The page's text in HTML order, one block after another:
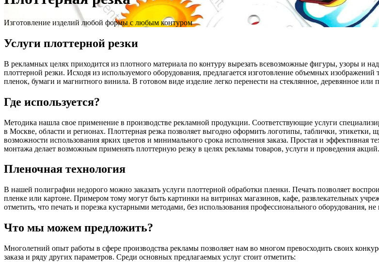
Изготовление изделий любой формы с любым контуром
Услуги плоттерной резки
В рекламных целях приходится из плотного материала по контуру вырезать всевозможные фигуры, узоры и
плоттерной резки. Исходя из используемого оборудования, предлагается изготовление объемных
пленок, бумаги и магнитного винила. В готовом виде изделие легко перенести на стеклянное, деревянное или
Где используется?
Методика нашла свое применение в производстве рекламной продукции. Соответствующие услуги
в Москве, области и регионах. Плоттерная резка позволяет выгодно оформить логотипы, таблички, этикетки,
возможности использования ярких цветов и минимального срока исполнения заказа. Простая и эффективная
монтажа делает возможным применять плоттерную резку в целях рекламы товаров, услуги и проведения акций.
Пленочная технология
В нашей полиграфии недорого можно заказать услуги плоттерной обработки пленки. Печать позволяет
пленке или картоне. Примером тому могут быть картинки на витринах магазинов, кафе, развлекательных
отметить, что печать и порезка кустарными методами, без использования профессионального оборудования, не
Что мы можем предложить?
Многолетний опыт работы в сфере производства рекламы позволяет нам во многом превосходить своих
заказа и ряду других параметров. Среди основных предлагаемых услуг стоит отметить: